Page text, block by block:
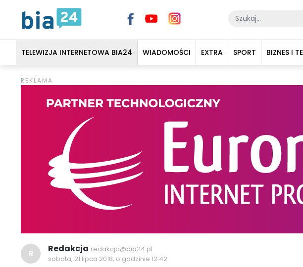
TELEWIZJA INTERNETOWA BIA24 WIADOMOŚCI EXTRA SPORT BIZNES I
R Redakcja redakcja@bia24.pl
sobota, 21 lipca 2018, o godzinie 12:42